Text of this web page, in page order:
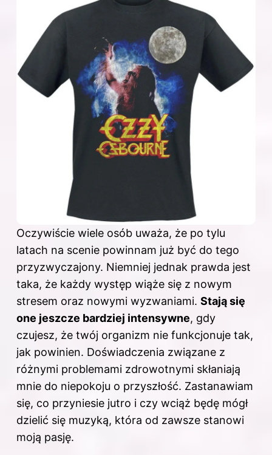
Oczywiście wiele osób uważa, że po tylu
latach na scenie powinnam już być do tego
przyzwyczajony. Niemniej jednak prawda jest
taka, że każdy występ wiąże się z nowym
stresem oraz nowymi wyzwaniami. Stają się
one jeszcze bardziej intensywne, gdy
czujesz, że twój organizm nie funkcjonuje tak,
jak powinien. Doświadczenia związane z
różnymi problemami zdrowotnymi skłaniają
mnie do niepokoju o przyszłość. Zastanawiam
się, co przyniesie jutro i czy wciąż będę mógł
dzielić się muzyką, która od zawsze stanowi
moją pasję.